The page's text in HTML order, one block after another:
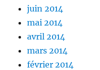
juin 2014
mai 2014
avril 2014
mars 2014
février 2014